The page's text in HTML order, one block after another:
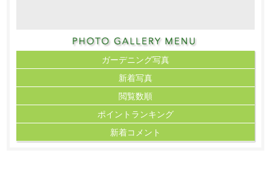
ガーデニング写真
新着写真
閲覧数順
ポイント ランキング
新着コメント